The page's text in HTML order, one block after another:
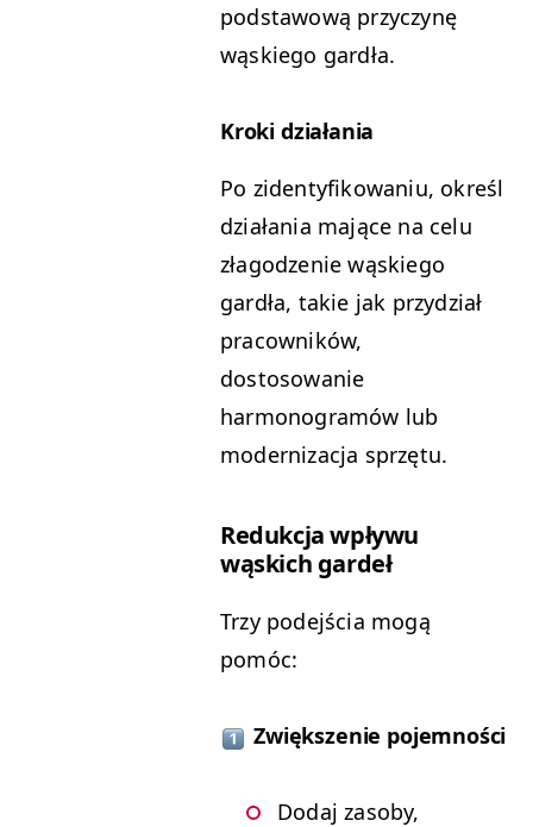
podstawową przyczynę
wąskiego gardła.
Kroki działania
Po zidentyfikowaniu, określ
działania mające na celu
złagodzenie wąskiego
gardła, takie jak przydział
pracowników,
dostosowanie
harmonogramów lub
modernizacja sprzętu.
Redukcja wpływu
wąskich gardeł
Trzy podejścia mogą
pomóc:
Zwiększenie pojemności
Dodaj zasoby,